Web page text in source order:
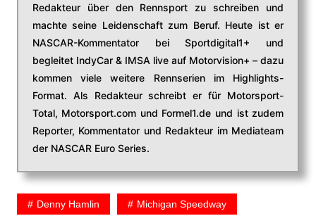
Redakteur über den Rennsport zu schreiben und
machte seine Leidenschaft zum Beruf. Heute ist er
NASCAR-Kommentator bei Sportdigital1+ und
begleitet IndyCar & IMSA live auf Motorvision+ – dazu
kommen viele weitere Rennserien im Highlights-
Format. Als Redakteur schreibt er für Motorsport-
Total, Motorsport.com und Formel1.de und ist zudem
Reporter, Kommentator und Redakteur im Mediateam
der NASCAR Euro Series.
Denny Hamlin Michigan Speedway